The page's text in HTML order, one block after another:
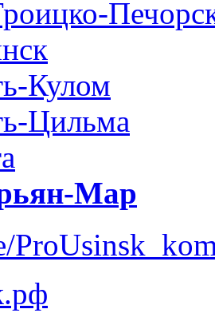
Кулом
Цильма
Мар